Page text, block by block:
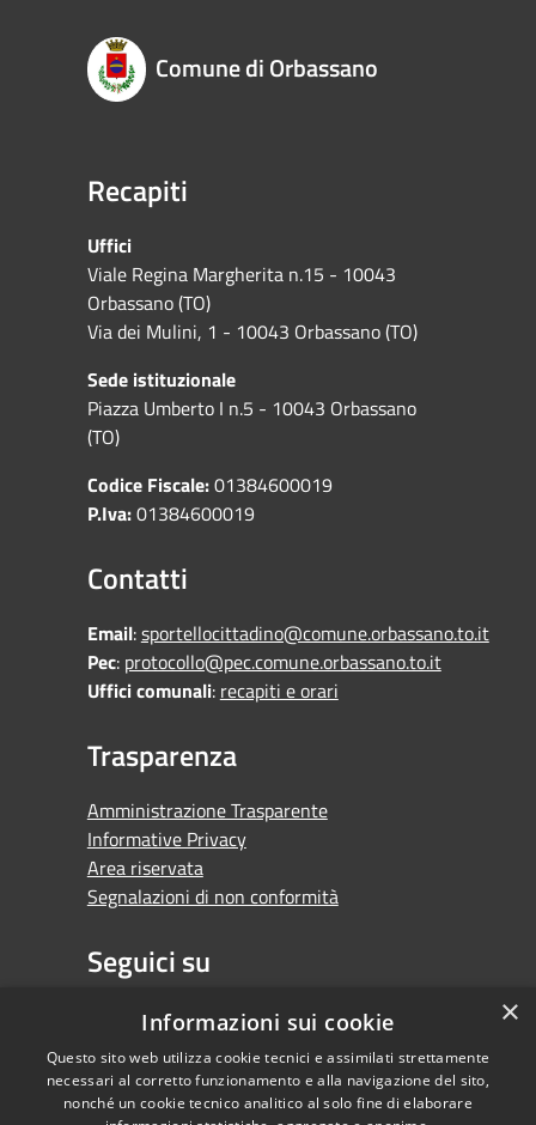
Comune di Orbassano
Recapiti
Uffici
Viale Regina Margherita n.15 - 10043
Orbassano (TO)
Via dei Mulini, 1 - 10043 Orbassano (TO)
Sede istituzionale
Piazza Umberto I n.5 - 10043 Orbassano
(TO)
Codice Fiscale:01384600019
P.Iva:01384600019
Contatti
Email:sportellocittadino@comune.orbassano.to.it
Pec: protocollo@pec.comune.orbassano.to.it
Uffici comunali: recapiti e orari
Trasparenza
Amministrazione Trasparente
Informative Privacy
Area riservata
Segnalazioni di non conformità
Seguici su
FacebookYoutubeWhatsapp ×
Informazioni sui cookie
Questo sito web utilizza cookie tecnici e assimilati strettamente
necessari al corretto funzionamento e alla navigazione del sito,
nonché un cookie tecnico analitico al solo fine di elaborare